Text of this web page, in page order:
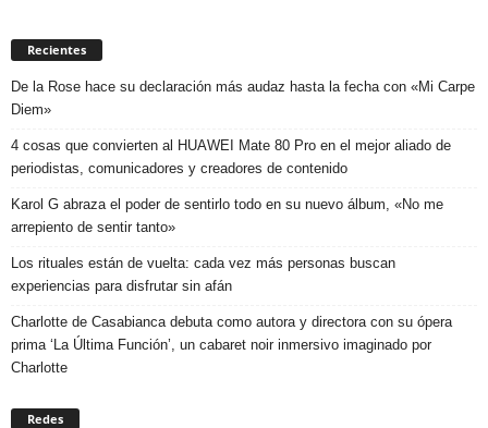
Recientes
De la Rose hace su declaración más audaz hasta la fecha con «Mi Carpe
Diem»
4 cosas que convierten al HUAWEI Mate 80 Pro en el mejor aliado de
periodistas, comunicadores y creadores de contenido
Karol G abraza el poder de sentirlo todo en su nuevo álbum, «No me
arrepiento de sentir tanto»
Los rituales están de vuelta: cada vez más personas buscan
experiencias para disfrutar sin afán
Charlotte de Casabianca debuta como autora y directora con su ópera
prima ‘La Última Función’, un cabaret noir inmersivo imaginado por
Charlotte
Redes